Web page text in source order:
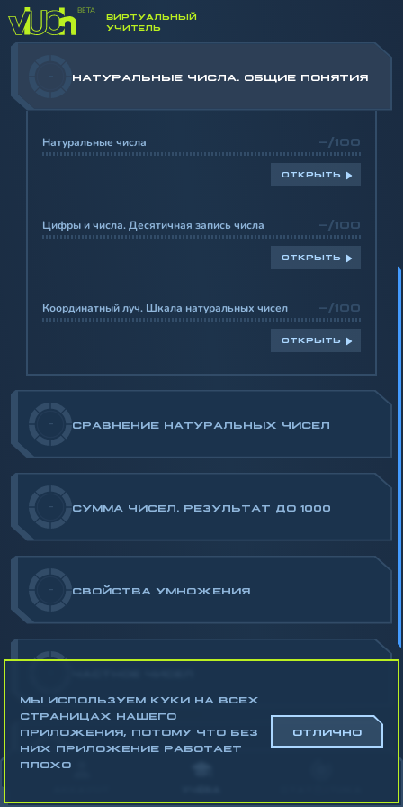
ВИРТУАЛЬНЫЙ
УЧИТЕЛЬ
НАТУРАЛЬНЫЕ ЧИСЛА. ОБЩИЕ ПОНЯТИЯ
Натуральные числа -/100
ОТКРЫТЬ
Цифры и числа. Десятичная запись числа -/100
ОТКРЫТЬ
Координатный луч. Шкала натуральных чисел -/100
ОТКРЫТЬ
- СРАВНЕНИЕ НАТУРАЛЬНЫХ ЧИСЕЛ
- СУММА ЧИСЕЛ. РЕЗУЛЬТАТ ДО 1000
- СВОЙСТВА УМНОЖЕНИЯ
-
МЫ ИСПОЛЬЗУЕМ КУКИ НА ВСЕХ
СТРАНИЦАХ НАШЕГО
ПРИЛОЖЕНИЯ, ПОТОМУ ЧТО БЕЗ
НИХ ПРИЛОЖЕНИЕ РАБОТАЕТ
ПЛОХО
ОТЛИЧНО